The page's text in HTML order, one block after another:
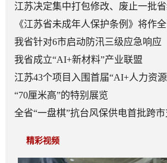
江苏决定集中打包修改、废止一批
《江苏省未成年人保护条例》将作
我省针对6市启动防汛三级应急响应
我省成立“AI+新材料”产业联盟
江苏43个项目入围首届“AI+人力资
“70厘米高”的特别展览
全省“一盘棋”抗台风保供电首批跨
精彩视频